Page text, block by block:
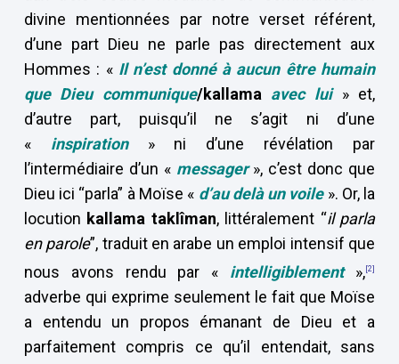
divine mentionnées par notre verset référent,
d’une part Dieu ne parle pas directement aux
Hommes : « Il n’est donné à aucun être humain
que Dieu communique/kallama avec lui» et,
d’autre part, puisqu’il ne s’agit ni d’une
« inspiration» ni d’une révélation par
l’intermédiaire d’un « messager», c’est donc que
Dieu ici “parla” à Moïse « d’au delà un voile ». Or, la
locution kallama taklîman, littéralement “il parla
en parole”, traduit en arabe un emploi intensif que
nous avons rendu par « intelligiblement», [2]
adverbe qui exprime seulement le fait que Moïse
a entendu un propos émanant de Dieu et a
parfaitement compris ce qu’il entendait, sans